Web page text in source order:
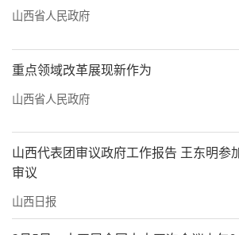
力。
（太原市生态环境局）
亲历者说
用心用情讲好新时代太
初夏的太原汾河景区碧波荡
鸟舞动着翅膀从湖面掠过。史
山西省人民政府
重点领域改革展现新作为
山西省人民政府
山西代表团审议政府工作报告 王东明参
审议
山西日报